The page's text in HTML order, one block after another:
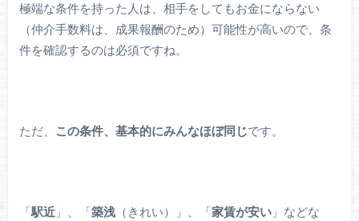
極端な条件を持った人は、相手をしてもお金にならない
（仲介手数料は、成果報酬のため）可能性が高いので、条
件を確認するのは必須ですね。
ただ、 この条件、基本的にみんなほぼ同じです。
「駅近」、「築浅（きれい）」、「家賃が安い」などな